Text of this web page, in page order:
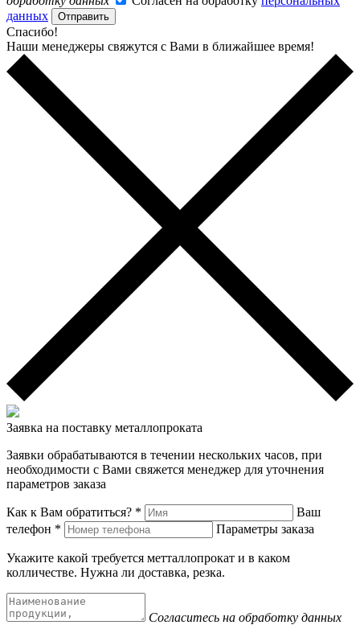
данных
Отправить
Спасибо!
Наши менеджеры свяжутся с Вами в ближайшее время!
Заявка на поставку металлопроката
Заявки обрабатываются в течении нескольких часов, при
необходимости с Вами свяжется менеджер для уточнения
параметров заказа
Как к Вам обратиться? *
Ваш
телефон *
Параметры заказа
Укажите какой требуется метталлопрокат и в каком
колличестве. Нужна ли доставка, резка.
Согласитесь на обработку данных